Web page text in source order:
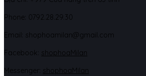
Phone: 0792.28.29.30
Email: shophoamilan@gmail.com
Facebook: shophoaMilan
Messenger: shophoaMilan